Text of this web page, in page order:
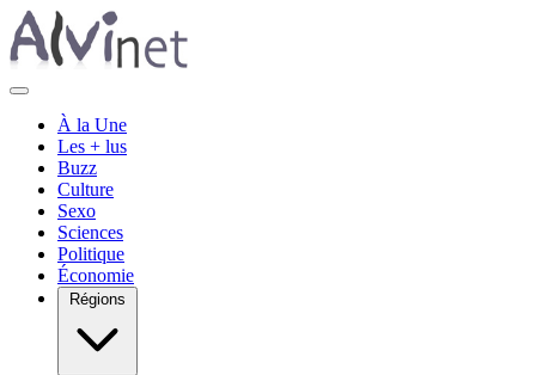
À la Une
Les + lus
Buzz
Culture
Sexo
Sciences
Politique
Économie
Régions